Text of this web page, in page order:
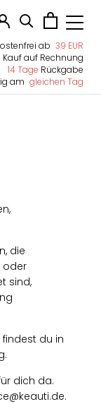
ab 39 EUR
Kauf auf Rechnung
14 Tage Rückgabe
am gleichen Tag
die
oder
sind,
du in
dich da.